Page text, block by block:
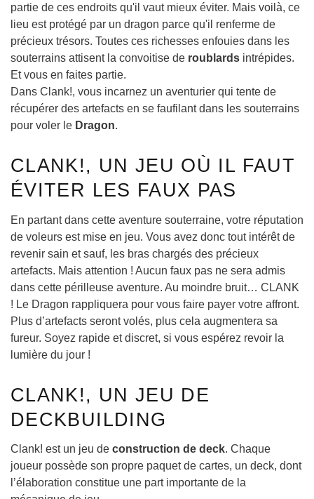
partie de ces endroits qu'il vaut mieux éviter. Mais voilà, ce
lieu est protégé par un dragon parce qu'il renferme de
précieux trésors. Toutes ces richesses enfouies dans les
souterrains attisent la convoitise de roublards intrépides.
Et vous en faites partie.
Dans Clank!, vous incarnez un aventurier qui tente de
récupérer des artefacts en se faufilant dans les souterrains
pour voler le Dragon.
CLANK!, UN JEU OÙ IL FAUT
ÉVITER LES FAUX PAS
En partant dans cette aventure souterraine, votre réputation
de voleurs est mise en jeu. Vous avez donc tout intérêt de
revenir sain et sauf, les bras chargés des précieux
artefacts. Mais attention ! Aucun faux pas ne sera admis
dans cette périlleuse aventure. Au moindre bruit… CLANK
! Le Dragon rappliquera pour vous faire payer votre affront.
Plus d’artefacts seront volés, plus cela augmentera sa
fureur. Soyez rapide et discret, si vous espérez revoir la
lumière du jour !
CLANK!, UN JEU DE
DECKBUILDING
Clank! est un jeu de construction de deck. Chaque
joueur possède son propre paquet de cartes, un deck, dont
l’élaboration constitue une part importante de la